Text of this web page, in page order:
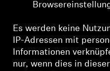
Es werden keine
IP-Adressen mit
Informationen
nur, wenn dies in